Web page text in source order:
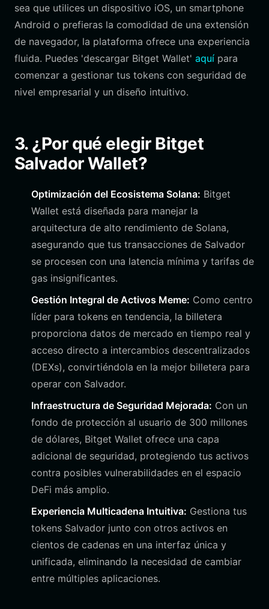
sea que utilices un dispositivo iOS, un smartphone
Android o prefieras la comodidad de una extensión
de navegador, la plataforma ofrece una experiencia
fluida. Puedes 'descargar Bitget Wallet' aquí para
comenzar a gestionar tus tokens con seguridad de
nivel empresarial y un diseño intuitivo.
3. ¿Por qué elegir Bitget
Salvador Wallet?
Optimización del Ecosistema Solana: Bitget
Wallet está diseñada para manejar la
arquitectura de alto rendimiento de Solana,
asegurando que tus transacciones de Salvador
se procesen con una latencia mínima y tarifas de
gas insignificantes.
Gestión Integral de Activos Meme: Como centro
líder para tokens en tendencia, la billetera
proporciona datos de mercado en tiempo real y
acceso directo a intercambios descentralizados
(DEXs), convirtiéndola en la mejor billetera para
operar con Salvador.
Infraestructura de Seguridad Mejorada: Con un
fondo de protección al usuario de 300 millones
de dólares, Bitget Wallet ofrece una capa
adicional de seguridad, protegiendo tus activos
contra posibles vulnerabilidades en el espacio
DeFi más amplio.
Experiencia Multicadena Intuitiva: Gestiona tus
tokens Salvador junto con otros activos en
cientos de cadenas en una interfaz única y
unificada, eliminando la necesidad de cambiar
entre múltiples aplicaciones.